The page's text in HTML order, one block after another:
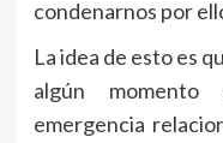
condenarnos por
La idea de esto es
algún
emergencia